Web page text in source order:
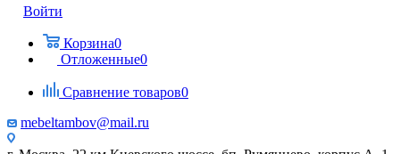
Войти
Корзина0
Отложенные0
Сравнение товаров0
mebeltambov@mail.ru